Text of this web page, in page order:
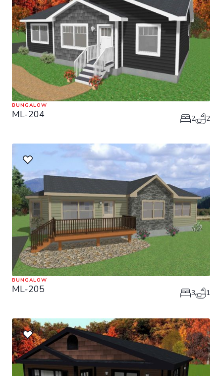
BUNGALOW
ML-204 2 2
BUNGALOW
ML-205 3 1